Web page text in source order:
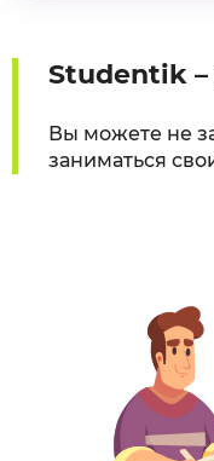
Studentik
Вы можете не
заниматься